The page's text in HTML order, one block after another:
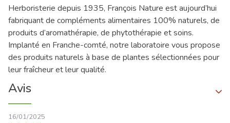
Herboristerie depuis 1935, François Nature est aujourd’hui
fabriquant de compléments alimentaires 100% naturels, de
produits d’aromathérapie, de phytothérapie et soins.
Implanté en Franche-comté, notre laboratoire vous propose
des produits naturels à base de plantes sélectionnées pour
leur fraîcheur et leur qualité.
Avis
16/01/2025